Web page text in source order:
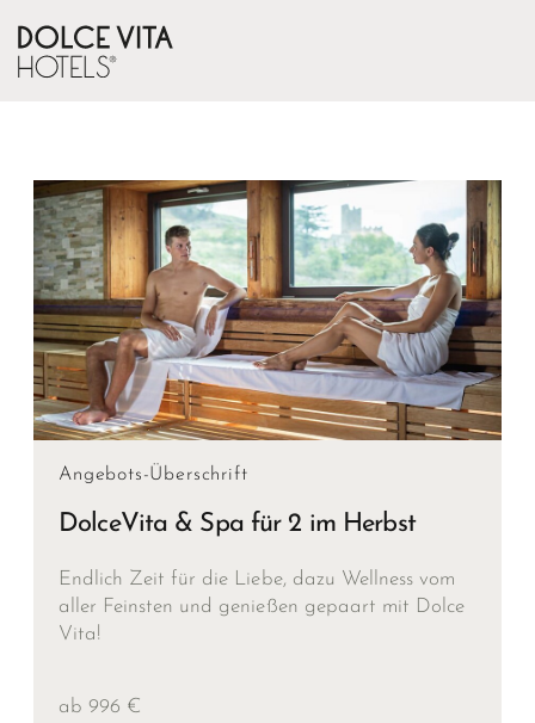
Angebots-Überschrift
DolceVita & Spa für 2 im Herbst
Endlich Zeit für die Liebe, dazu Wellness vom
aller Feinsten und genießen gepaart mit Dolce
Vita!
ab 996 €